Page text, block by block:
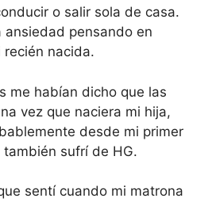
o salir sola de casa.
pensando en
recién nacida.
me habían dicho que las
vez que naciera mi hija,
desde mi primer
sufrí de HG.
sentí cuando mi matrona